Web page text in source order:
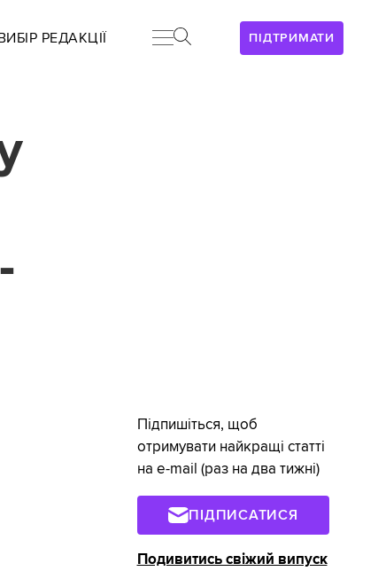
ПІДТРИМАТИ
РЕДАКЦІЇ
Підпишіться, щоб
отримувати найкращі статті
на e-mail (раз на два тижні)
ПІДПИСАТИСЯ
Подивитись свіжий випуск